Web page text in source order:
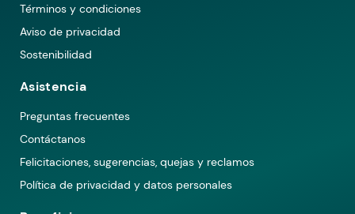
Términos y condiciones
Aviso de privacidad
Sostenibilidad
Asistencia
Preguntas frecuentes
Contáctanos
Felicitaciones, sugerencias, quejas y reclamos
Política de privacidad y datos personales